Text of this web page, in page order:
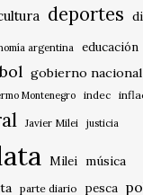
deportes
argentina educación
gobierno nacional
Montenegro indec
Javier Milei justicia
Milei música
parte diario pesca